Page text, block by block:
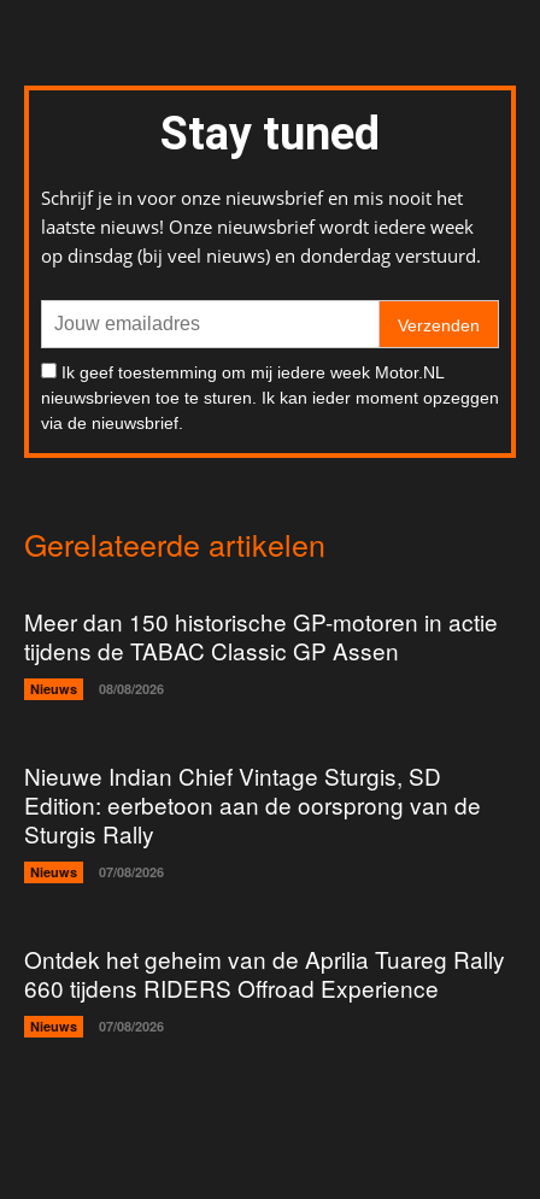
Stay tuned
Schrijf je in voor onze nieuwsbrief en mis nooit het
laatste nieuws! Onze nieuwsbrief wordt iedere week
op dinsdag (bij veel nieuws) en donderdag verstuurd.
Verzenden
Ik geef toestemming om mij iedere week Motor.NL
nieuwsbrieven toe te sturen. Ik kan ieder moment opzeggen
via de nieuwsbrief.
Gerelateerde artikelen
Meer dan 150 historische GP-motoren in actie
tijdens de TABAC Classic GP Assen
Nieuws 08/08/2026
Nieuwe Indian Chief Vintage Sturgis, SD
Edition: eerbetoon aan de oorsprong van de
Sturgis Rally
Nieuws 07/08/2026
Ontdek het geheim van de Aprilia Tuareg Rally
660 tijdens RIDERS Offroad Experience
Nieuws 07/08/2026